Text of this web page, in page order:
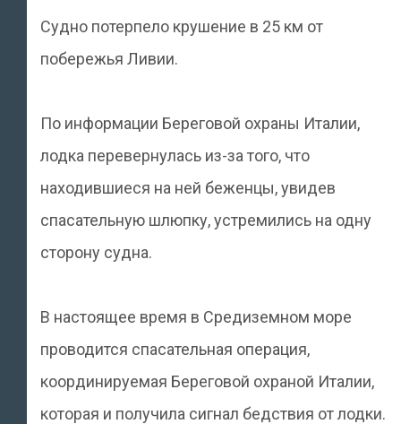
Судно потерпело крушение в 25 км от
побережья Ливии.
По информации Береговой охраны Италии,
лодка перевернулась из-за того, что
находившиеся на ней беженцы, увидев
спасательную шлюпку, устремились на одну
сторону судна.
В настоящее время в Средиземном море
проводится спасательная операция,
координируемая Береговой охраной Италии,
которая и получила сигнал бедствия от лодки.